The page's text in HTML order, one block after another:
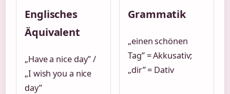
Englisches
Äquivalent
„Have a nice day” /
„I wish you a nice
day”
Grammatik
„einen schönen
Tag” = Akkusativ;
„dir” = Dativ